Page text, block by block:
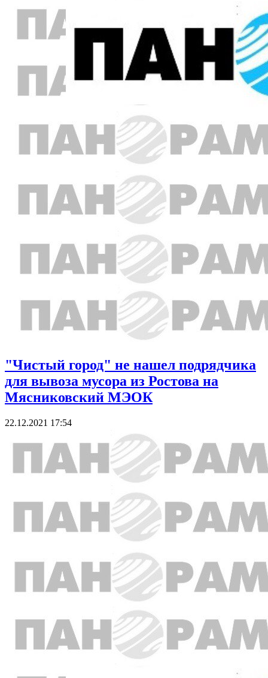
"Чистый город" не нашел подрядчика
для вывоза мусора из Ростова на
Мясниковский МЭОК
22.12.2021 17:54